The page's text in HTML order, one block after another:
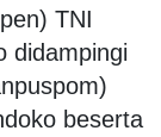
TNI
didampingi
beserta